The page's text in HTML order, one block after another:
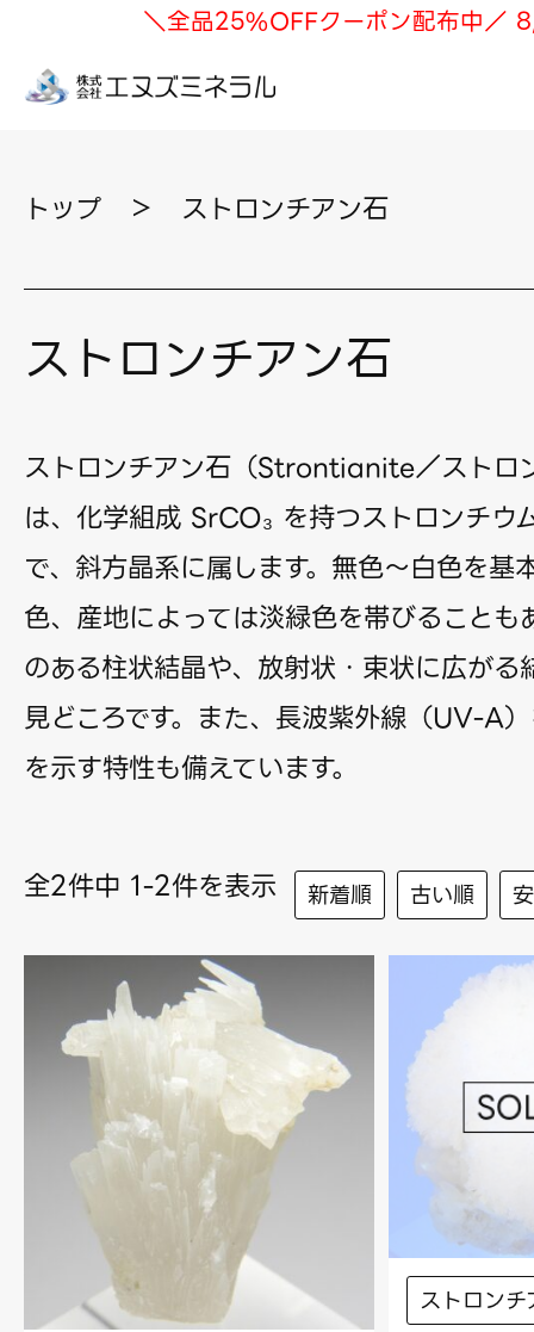
＼全品25%OFFクーポン配布中／
トップ ＞ ストロンチアン石
ストロンチアン石
ストロンチアン石（Strontianite／ストロ
は、化学組成 SrCO₃ を持つストロンチウ
で、斜方晶系に属します。無色〜白色を基
色、産地によっては淡緑色を帯びることも
のある柱状結晶や、放射状・束状に広がる
見どころです。また、長波紫外線（UV-A
を示す特性も備えています。
全2件中 1-2件を表示 新着順 古い順
ストロン